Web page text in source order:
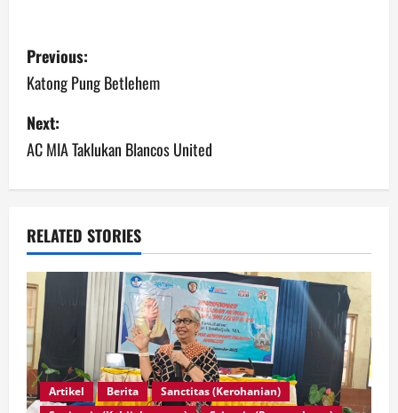
Previous:
Katong Pung Betlehem
Next:
AC MIA Taklukan Blancos United
RELATED STORIES
Artikel Berita
Sanctitas (Kerohanian)